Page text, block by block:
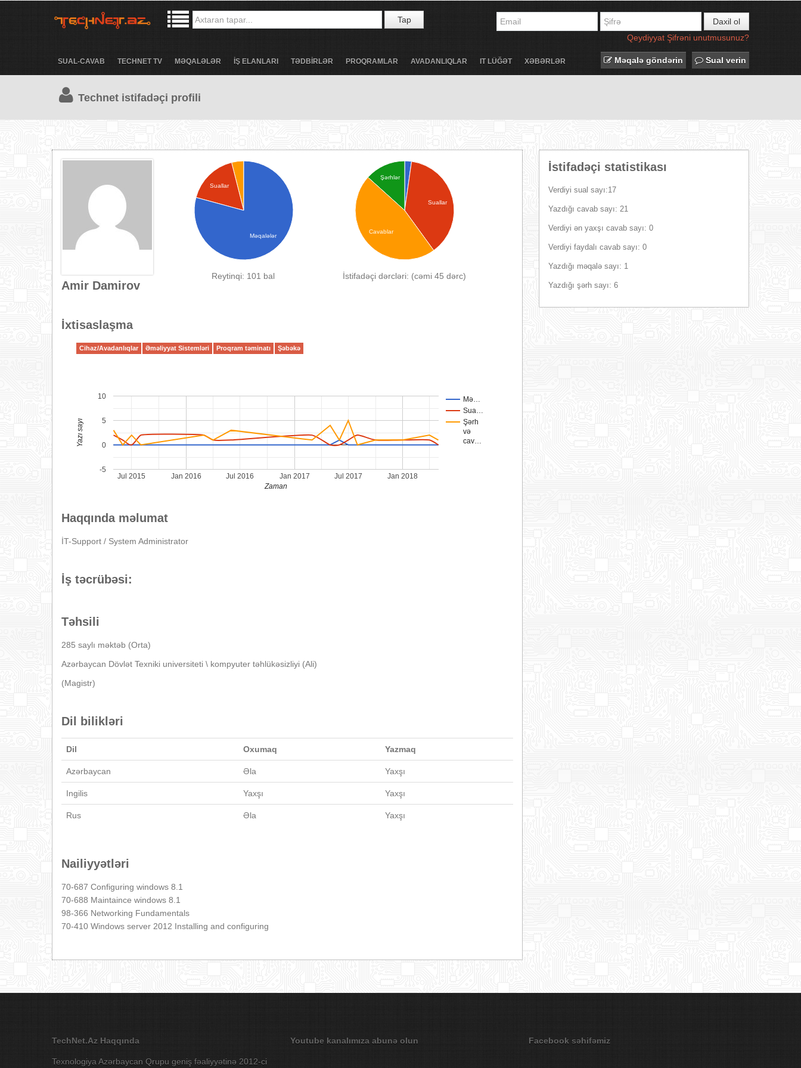
Tap
Daxil ol
Qeydiyyat Şifrəni unutmusunuz?
SUAL-CAVAB TECHNET TV MƏQALƏLƏR İŞ ELANLARI TƏDBİRLƏR PROQRAMLAR AVADANLIQLAR IT LÜĞƏT XƏBƏRLƏR Məqalə göndərin Sual verin
Technet istifadəçi profili
Amir Damirov
Suallar
Məqalələr
Reytinqi: 101 bal
Suallar
Şərhlər
Cavablar
İstifadəçi dərcləri: (cəmi 45 dərc)
İxtisaslaşma
Cihaz/Avadanlıqlar Əməliyyat Sistemləri Proqram təminatı Şəbəkə
Mə…
Sua…
Şərh
və
cav…
Jan 2016 Jan 2017 Jan 2018
Jul 2015 Jul 2016 Jul 2017
-5
0
5
10
Zaman
Yazı sayı
Haqqında məlumat
İT-Support / System Administrator
İş təcrübəsi:
Təhsili
285 saylı məktəb (Orta)
Azərbaycan Dövlət Texniki universiteti \ kompyuter təhlükəsizliyi (Ali)
(Magistr)
Dil bilikləri
Dil Oxumaq Yazmaq
Azərbaycan Əla Yaxşı
Ingilis Yaxşı Yaxşı
Rus Əla Yaxşı
Nailiyyətləri
70-687 Configuring windows 8.1
70-688 Maintaince windows 8.1
98-366 Networking Fundamentals
70-410 Windows server 2012 Installing and configuring
İstifadəçi statistikası
Verdiyi sual sayı:17
Yazdığı cavab sayı: 21
Verdiyi ən yaxşı cavab sayı: 0
Verdiyi faydalı cavab sayı: 0
Yazdığı məqalə sayı: 1
Yazdığı şərh sayı: 6
TechNet.Az Haqqında
Texnologiya Azərbaycan Qrupu geniş fəaliyyətinə 2012-ci
Youtube kanalımıza abunə olun Facebook səhifəmiz